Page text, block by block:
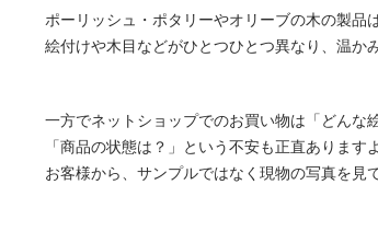
ポーリッシュ・ポタリーやオリーブの木の製品
絵付けや木目などがひとつひとつ異なり、 温か
一方でネットショップでのお買い物は「どんな
「商品の状態は？」という不安も正直あります
お客様から、サンプルではなく現物の写真を見